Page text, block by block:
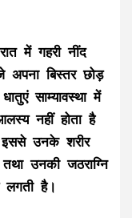
में गहरी नींद
बिस्तर छोड़
साम्यावस्था में
नहीं होता है
इससे उनके शरीर
उनकी जठराग्नि
लगती है।